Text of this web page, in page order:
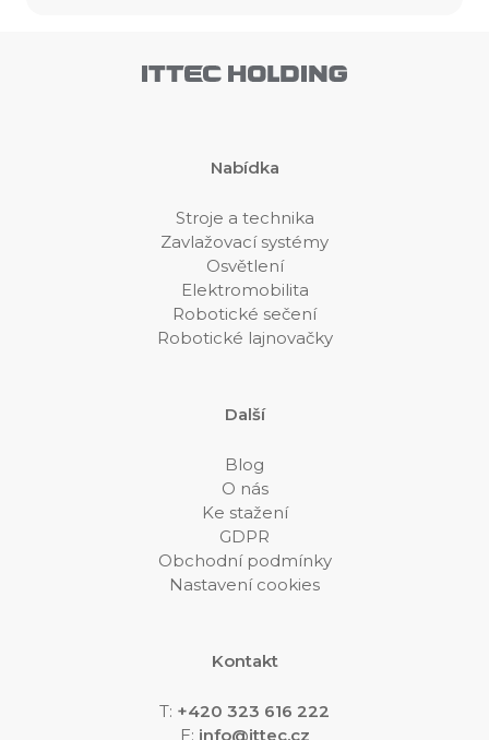
Nabídka
Stroje a technika
Zavlažovací systémy
Osvětlení
Elektromobilita
Robotické sečení
Robotické lajnovačky
Další
Blog
O nás
Ke stažení
GDPR
Obchodní podmínky
Nastavení cookies
Kontakt
T: +420 323 616 222
E: info@ittec.cz